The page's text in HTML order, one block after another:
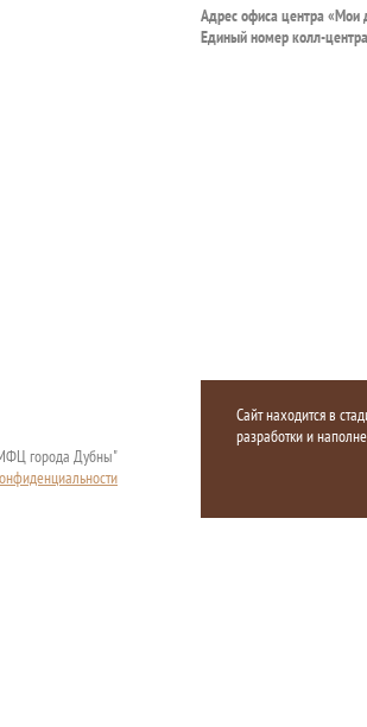
Адрес офиса центра «Мои
Единый номер колл-
города Дубны"
Сайт находится в
разработки и